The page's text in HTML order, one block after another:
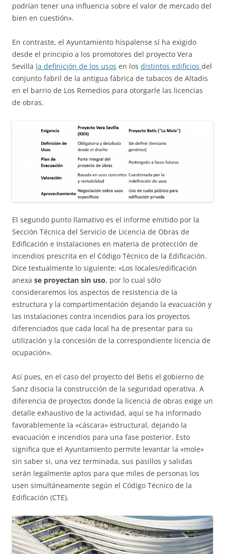
podrían tener una influencia sobre el valor de mercado del
bien en cuestión».
En contraste, el Ayuntamiento hispalense sí ha exigido
desde el principio a los promotores del proyecto Vera
Sevilla la definición de los usos en los distintos edificios del
conjunto fabril de la antigua fábrica de tabacos de Altadis
en el barrio de Los Remedios para otorgarle las licencias
de obras.
El segundo punto llamativo es el informe emitido por la
Sección Técnica del Servicio de Licencia de Obras de
Edificación e Instalaciones en materia de protección de
incendios prescrita en el Código Técnico de la Edificación.
Dice textualmente lo siguiente: «Los locales/edificación
anexa se proyectan sin uso, por lo cual sólo
consideraremos los aspectos de resistencia de la
estructura y la compartimentación dejando la evacuación y
las instalaciones contra incendios para los proyectos
diferenciados que cada local ha de presentar para su
utilización y la concesión de la correspondiente licencia de
ocupación».
Así pues, en el caso del proyecto del Betis el gobierno de
Sanz disocia la construcción de la seguridad operativa. A
diferencia de proyectos donde la licencia de obras exige un
detalle exhaustivo de la actividad, aquí se ha informado
favorablemente la «cáscara» estructural, dejando la
evacuación e incendios para una fase posterior. Esto
significa que el Ayuntamiento permite levantar la «mole»
sin saber si, una vez terminada, sus pasillos y salidas
serán legalmente aptos para que miles de personas los
usen simultáneamente según el Código Técnico de la
Edificación (CTE).